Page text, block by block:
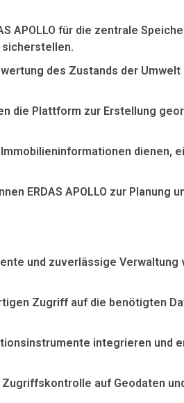
für die zentrale
des Zustands der
die Plattform zur Erstellung
dienen,
ERDAS APOLLO zur Planung
und zuverlässige
Zugriff auf die benötigten
integrieren
auf Geodaten